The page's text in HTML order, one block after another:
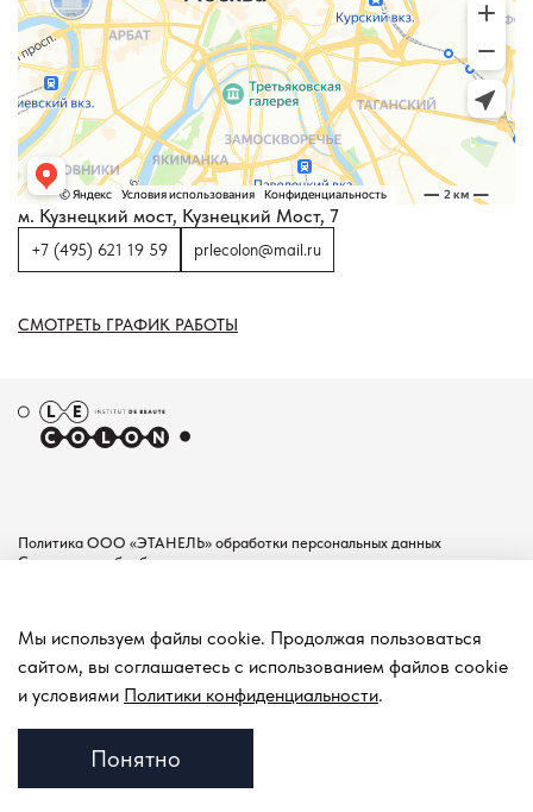
м. Кузнецкий мост, Кузнецкий Мост, 7
+7 (495) 621 19 59 prlecolon@mail.ru
СМОТРЕТЬ ГРАФИК РАБОТЫ
Политика ООО «ЭТАНЕЛЬ» обработки персональных данных
Согласие на обработку персональных данных
Контакты
Покупателям
ВСЕ ПРАВА ЗАЩИЩЕНЫ.
Мы используем файлы cookie. Продолжая пользоваться
сайтом, вы соглашаетесь с использованием файлов cookie
и условиями Политики конфиденциальности.
Понятно